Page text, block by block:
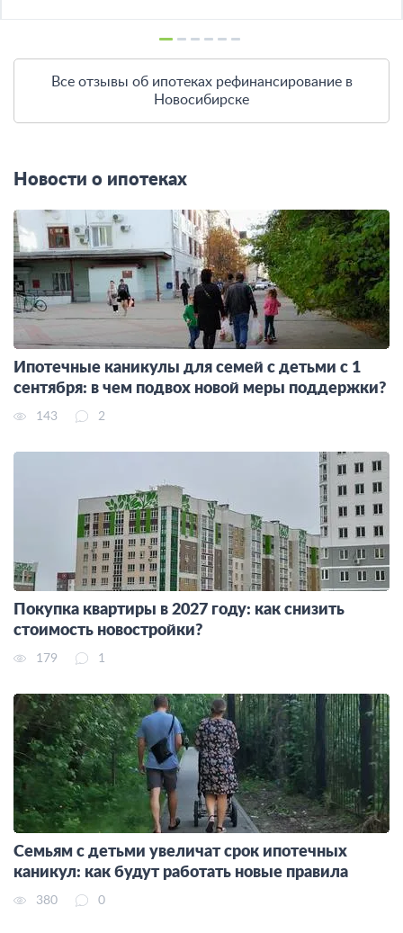
Все отзывы об ипотеках рефинансирование в
Новосибирске
Новости о ипотеках
Ипотечные каникулы для семей с детьми с 1
сентября: в чем подвох новой меры поддержки?
143 2
Покупка квартиры в 2027 году: как снизить
стоимость новостройки?
179 1
Семьям с детьми увеличат срок ипотечных
каникул: как будут работать новые правила
380 0